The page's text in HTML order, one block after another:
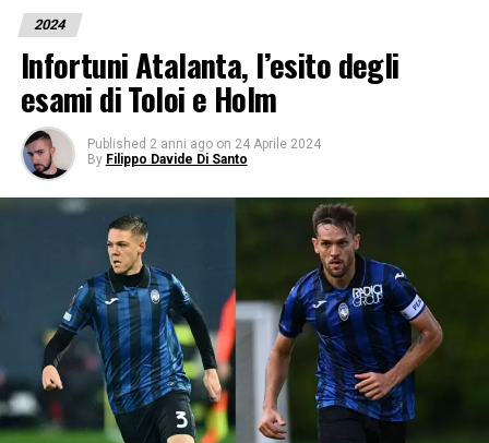
2024
Infortuni Atalanta, l’esito degli
esami di Toloi e Holm
Published 2 anni ago on 24 Aprile 2024
By Filippo Davide Di Santo